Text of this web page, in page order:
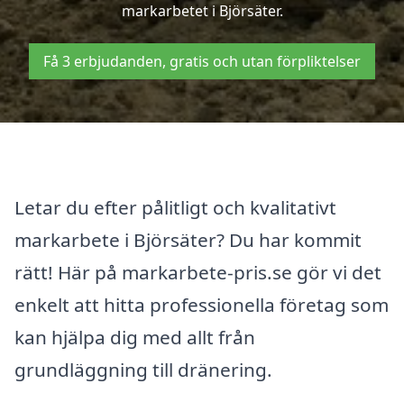
markarbetet i Björsäter.
Få 3 erbjudanden, gratis och utan förpliktelser
Letar du efter pålitligt och kvalitativt
markarbete i Björsäter? Du har kommit
rätt! Här på markarbete-pris.se gör vi det
enkelt att hitta professionella företag som
kan hjälpa dig med allt från
grundläggning till dränering.